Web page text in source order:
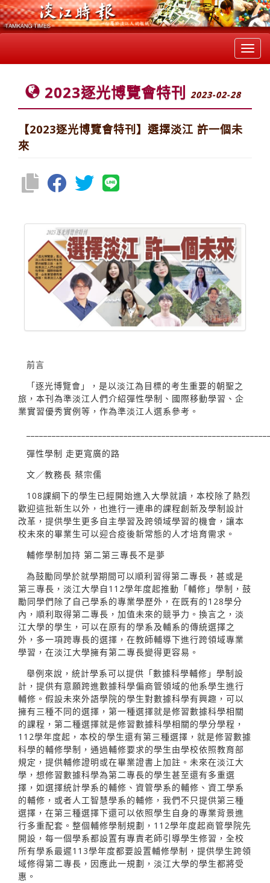
2023逐光博覽會特刊 2023-02-28
【2023逐光博覽會特刊】選擇淡江 許一個未
來
前言
「逐光博覽會」，是以淡江為目標的考生重要的朝聖之
旅，本刊為準淡江人們介紹彈性學制、國際移動學習、企
業實習優秀實例等，作為準淡江人選系參考。
彈性學制 走更寬廣的路
文／教務長 蔡宗儒
108課綱下的學生已經開始進入大學就讀，本校除了熱烈
歡迎這批新生以外，也進行一連串的課程創新及學制設計
改革，提供學生更多自主學習及跨領域學習的機會，讓本
校未來的畢業生可以迎合疫後新常態的人才培育需求。
輔修學制加持 第二第三專長不是夢
為鼓勵同學於就學期間可以順利習得第二專長，甚或是
第三專長，淡江大學自112學年度起推動「輔修」學制，鼓
勵同學們除了自己學系的專業學歷外，在既有的128學分
內，順利取得第二專長，加值未來的競爭力。換言之，淡
江大學的學生，可以在原有的學系及輔系的傳統選擇之
外，多一項跨專長的選擇，在教師輔導下進行跨領域專業
學習，在淡江大學擁有第二專長變得更容易。
舉例來說，統計學系可以提供「數據科學輔修」學制設
計，提供有意願跨進數據科學偏商管領域的他系學生進行
輔修。假設未來外語學院的學生對數據科學有興趣，可以
擁有三種不同的選擇，第一種選擇就是修習數據科學相關
的課程，第二種選擇就是修習數據科學相關的學分學程，
112學年度起，本校的學生還有第三種選擇，就是修習數據
科學的輔修學制，通過輔修要求的學生由學校依照教育部
規定，提供輔修證明或在畢業證書上加註。未來在淡江大
學，想修習數據科學為第二專長的學生甚至還有多重選
擇，如選擇統計學系的輔修、資管學系的輔修、資工學系
的輔修，或者人工智慧學系的輔修，我們不只提供第三種
選擇，在第三種選擇下還可以依照學生自身的專業背景進
行多重配套。整個輔修學制規劃，112學年度起商管學院先
開設，每一個學系都設置有專責老師引導學生修習，全校
所有學系最遲113學年度都要設置輔修學制，提供學生跨領
域修得第二專長，因應此一規劃，淡江大學的學生都將受
惠。